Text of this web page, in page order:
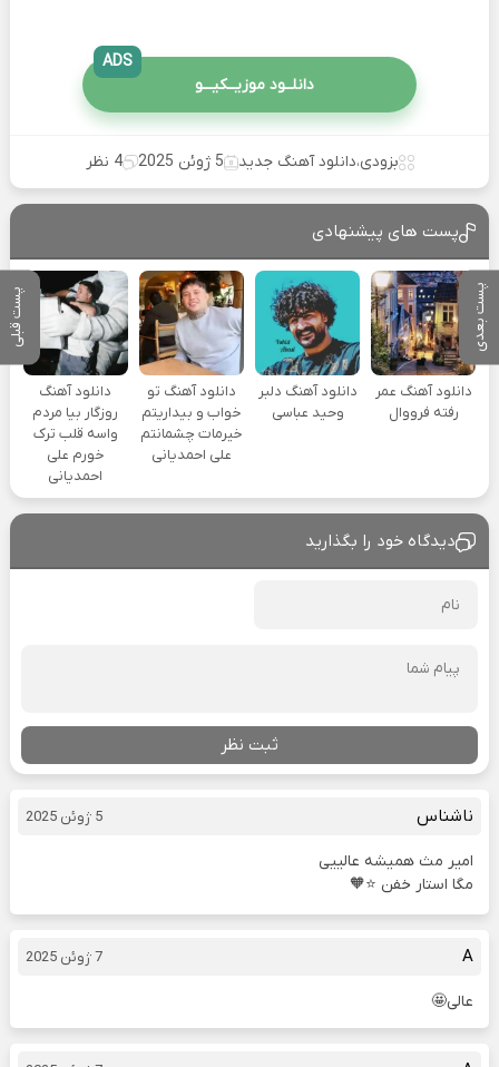
پست بعدی پست قبلی
دانلــود موزیــکیـــو
ADS
بزودی،دانلود آهنگ جدید 5 ژوئن 2025 4 نظر
پست های پیشنهادی
دانلود آهنگ عمر
رفته فرووال
دانلود آهنگ دلبر
وحید عباسی
دانلود آهنگ تو
خواب و بیداریتم
خیرمات چشمانتم
علی احمدیانی
دانلود آهنگ
روزگار بیا مردم
واسه قلب ترک
خورم علی
احمدیانی
دیدگاه خود را بگذارید
ثبت نظر
ناشناس 5 ژوئن 2025
امیر مث همیشه عالییی
مگا استار خفن ⭐🧡
A 7 ژوئن 2025
عالی🤩